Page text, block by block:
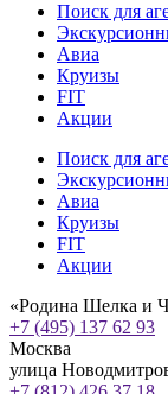
Поиск для
Авиа
Круизы
FIT
Акции
Поиск для
Авиа
Круизы
FIT
Акции
«Родина Шелка и
+7 (495) 137 62 93
Москва
улица